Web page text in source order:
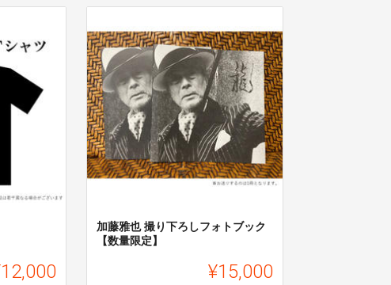
加藤雅也 撮り下ろしフォトブック
【数量限定】
¥15,000